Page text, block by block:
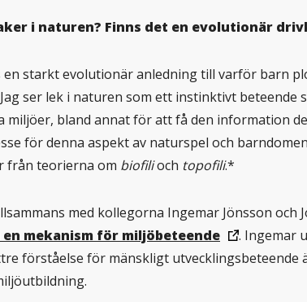
i naturen? Finns det en evolutionär
en starkt evolutionär anledning till varför barn
ser lek i naturen som ett instinktivt beteende
miljöer, bland annat för att få den information
för denna aspekt av naturspel och
från teorierna om biofilioch topofili.*
med kollegorna Ingemar Jönsson och
mekanism för miljöbeteende
. Ingemar
förståelse för mänskligt utvecklingsbeteende